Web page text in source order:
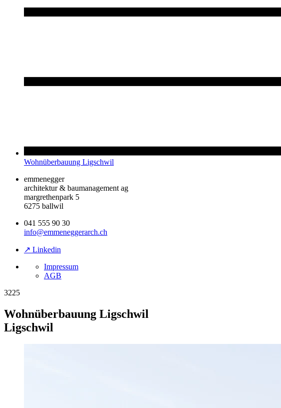
Wohnüberbauung Ligschwil
emmenegger
architektur & baumanagement ag
margrethenpark 5
6275 ballwil
041 555 90 30
info@emmeneggerarch.ch
↗ Linkedin
Impressum
AGB
3225
Wohnüberbauung Ligschwil
Ligschwil